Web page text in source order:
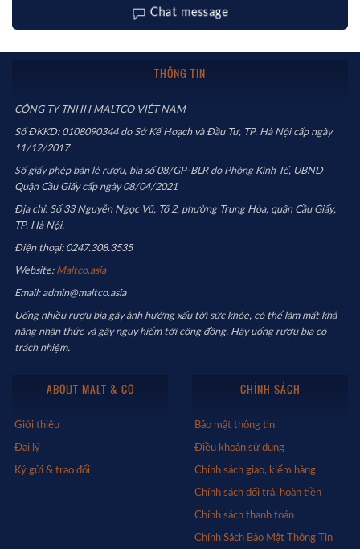
Chat message
THÔNG TIN
CÔNG TY TNHH MALTCO VIỆT NAM
Số ĐKKD: 0108090344 do Sở Kế Hoạch và Đầu Tư, TP. Hà Nội cấp ngày
11/12/2017
Số giấy phép bán lẻ rượu, bia số 08/GP-BLR do Phòng Kinh Tế, UBND
Quận Cầu Giấy cấp ngày 08/04/2021
Địa chỉ: Số 33 Nguyễn Ngọc Vũ, Tổ 2, phường Trung Hòa, quận Cầu Giấy,
TP. Hà Nội.
Điện thoại: 0247.308.3535
Website: Maltco.asia
Email: admin@maltco.asia
Uống nhiều rượu bia gây ảnh hưởng xấu tới sức khỏe, có thể làm mất khả
năng nhận thức và gây nguy hiểm tới cộng đồng. Hãy uống rượu bia có
trách nhiệm.
ABOUT MALT & CO
Giới thiệu
Đại lý
Ký gửi & trao đổi
CHÍNH SÁCH
Bảo mật thông tin
Điều khoản sử dụng
Chính sách giao, kiểm hàng
Chính sách đổi trả, hoàn tiền
Chính sách thanh toán
Chính Sách Bảo Mật Thông Tin